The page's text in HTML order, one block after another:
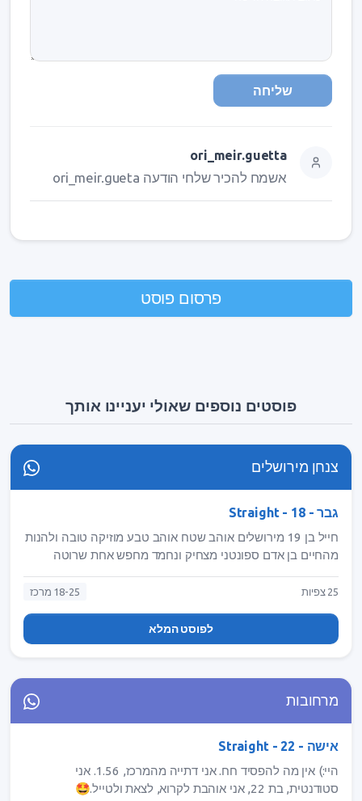
שליחה
ori_meir.guetta
אשמח להכיר שלחי הודעה ori_meir.gueta
פרסום פוסט
פוסטים נוספים שאולי יעניינו אותך
צנחן מירושלים
גבר - Straight - 18
חייל בן 19 מירושלים אוהב שטח אוהב טבע מוזיקה טובה ולהנות
מהחיים בן אדם ספונטני מצחיק ונחמד מחפש אחת שרוטה
מבטיח לא תתחרטי
25 צפיות 18-25 מרכז
לפוסט המלא
מרחובות
אישה - Straight - 22
היי:) אין מה להפסיד חח. אני דתייה מהמרכז, 1.56. אני
סטודנטית, בת 22, אני אוהבת לקרוא, לצאת ולטייל.🤩